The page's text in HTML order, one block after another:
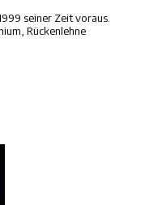
seiner Zeit voraus.
Rückenlehne